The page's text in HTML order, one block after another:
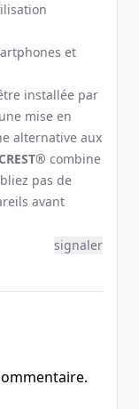
et
installée par
mise en
alternative aux
combine
pas de
avant
signaler